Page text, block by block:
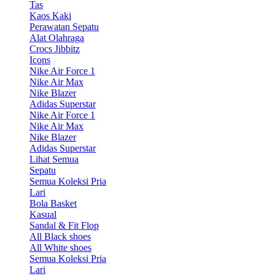
Tas
Kaos Kaki
Perawatan Sepatu
Alat Olahraga
Crocs Jibbitz
Icons
Nike Air Force 1
Nike Air Max
Nike Blazer
Adidas Superstar
Nike Air Force 1
Nike Air Max
Nike Blazer
Adidas Superstar
Lihat Semua
Sepatu
Semua Koleksi Pria
Lari
Bola Basket
Kasual
Sandal & Fit Flop
All Black shoes
All White shoes
Semua Koleksi Pria
Lari